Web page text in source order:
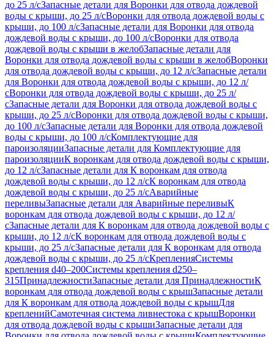
до 25 л/сЗапасные детали для Воронки для отвода дождевой
воды с крыши, до 25 л/сВоронки для отвода дождевой воды с
крыши, до 100 л/сЗапасные детали для Воронки для отвода
дождевой воды с крыши, до 100 л/сВоронки для отвода
дождевой воды с крыши в желобЗапасные детали для
Воронки для отвода дождевой воды с крыши в желобВоронки
для отвода дождевой воды с крыши, до 12 л/сЗапасные детали
для Воронки для отвода дождевой воды с крыши, до 12 л/
сВоронки для отвода дождевой воды с крыши, до 25 л/
сЗапасные детали для Воронки для отвода дождевой воды с
крыши, до 25 л/сВоронки для отвода дождевой воды с крыши,
до 100 л/сЗапасные детали для Воронки для отвода дождевой
воды с крыши, до 100 л/сКомплектующие для
пароизоляцииЗапасные детали для Комплектующие для
пароизоляцииК воронкам для отвода дождевой воды с крыши,
до 12 л/сЗапасные детали для К воронкам для отвода
дождевой воды с крыши, до 12 л/сК воронкам для отвода
дождевой воды с крыши, до 25 л/сАварийные
переливыЗапасные детали для Аварийные переливыК
воронкам для отвода дождевой воды с крыши, до 12 л/
сЗапасные детали для К воронкам для отвода дождевой воды с
крыши, до 12 л/сК воронкам для отвода дождевой воды с
крыши, до 25 л/сЗапасные детали для К воронкам для отвода
дождевой воды с крыши, до 25 л/сКрепленияСистемы
крепления d40–200Системы крепления d250–
315ПринадлежностиЗапасные детали для ПринадлежностиК
воронкам для отвода дождевой воды с крышЗапасные детали
для К воронкам для отвода дождевой воды с крышДля
крепленийСамотечная система ливнестока с крышВоронки
для отвода дождевой воды с крышиЗапасные детали для